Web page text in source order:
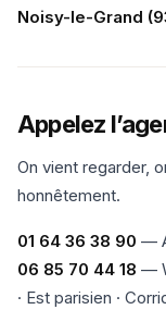
Noisy-le-Grand
Appelez
On vient regarder,
honnêtement.
01 64 36 38 90 —
06 85 70 44 18 —
· Est parisien ·